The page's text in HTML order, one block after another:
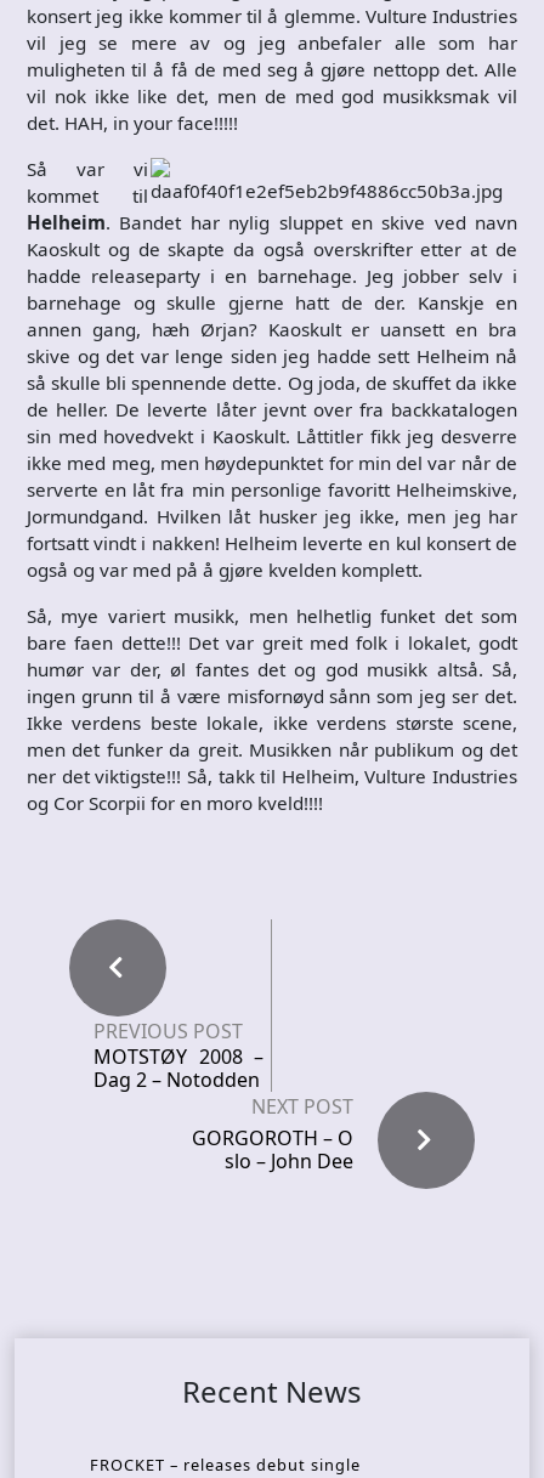
konsert jeg ikke kommer til å glemme. Vulture Industries
vil jeg se mere av og jeg anbefaler alle som har
muligheten til å få de med seg å gjøre nettopp det. Alle
vil nok ikke like det, men de med god musikksmak vil
det. HAH, in your face!!!!!
Så var vi
kommet til
Helheim. Bandet har nylig sluppet en skive ved navn
Kaoskult og de skapte da også overskrifter etter at de
hadde releaseparty i en barnehage. Jeg jobber selv i
barnehage og skulle gjerne hatt de der. Kanskje en
annen gang, hæh Ørjan? Kaoskult er uansett en bra
skive og det var lenge siden jeg hadde sett Helheim nå
så skulle bli spennende dette. Og joda, de skuffet da ikke
de heller. De leverte låter jevnt over fra backkatalogen
sin med hovedvekt i Kaoskult. Låttitler fikk jeg desverre
ikke med meg, men høydepunktet for min del var når de
serverte en låt fra min personlige favoritt Helheimskive,
Jormundgand. Hvilken låt husker jeg ikke, men jeg har
fortsatt vindt i nakken! Helheim leverte en kul konsert de
også og var med på å gjøre kvelden komplett.
Så, mye variert musikk, men helhetlig funket det som
bare faen dette!!! Det var greit med folk i lokalet, godt
humør var der, øl fantes det og god musikk altså. Så,
ingen grunn til å være misfornøyd sånn som jeg ser det.
Ikke verdens beste lokale, ikke verdens største scene,
men det funker da greit. Musikken når publikum og det
ner det viktigste!!! Så, takk til Helheim, Vulture Industries
og Cor Scorpii for en moro kveld!!!!
PREVIOUS POST
MOTSTØY 2008 –
Dag 2 – Notodden
NEXT POST
GORGOROTH – O
slo – John Dee
Recent News
FROCKET – releases debut single